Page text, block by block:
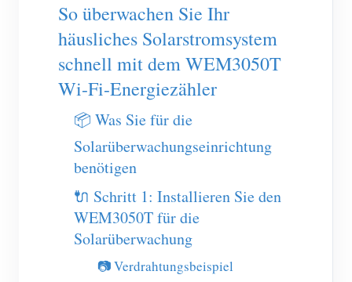
EV-Ladegerät
IAMMETER Simulator
Virtueller Zähler
System für Energieprognose und Simulation
Anwendungen
Energieüberwachung für Solar-PV-Systeme
Stromverbrauchsmonitor
PV-Heizungssteuerungssystem
Shop
Ressourcen
Produkt-Schnellstart
So überwachen Sie Ihr
häusliches Solarstromsystem
schnell mit dem WEM3050T
Wi-Fi-Energiezähler
📦 Was Sie für die
Solarüberwachungseinrichtung
benötigen
🔌 Schritt 1: Installieren Sie den
WEM3050T für die
Solarüberwachung
📷 Verdrahtungsbeispiel